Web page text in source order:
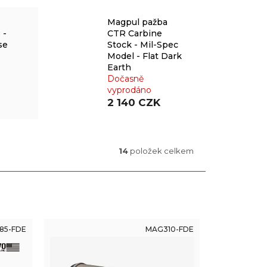
-
Magpul pažba
CTR Carbine
Stock - Mil-Spec
Model - Flat Dark
Earth
Dočasně
vyprodáno
2 140 CZK
14 položek celkem
FDE MAG310-FDE